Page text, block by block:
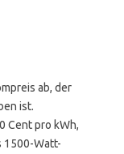
ab, der
ist.
Cent pro kWh,
1500-Watt-